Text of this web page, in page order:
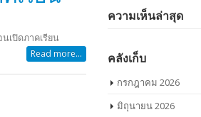
ความเห็นล่าสุด
คลังเก็บ
กรกฎาคม 2026
มิถุนายน 2026